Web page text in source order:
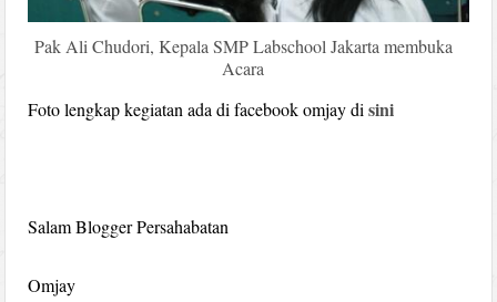
Pak Ali Chudori, Kepala SMP Labschool Jakarta membuka
Acara
Foto lengkap kegiatan ada di facebook omjay disini
Salam Blogger Persahabatan
Omjay